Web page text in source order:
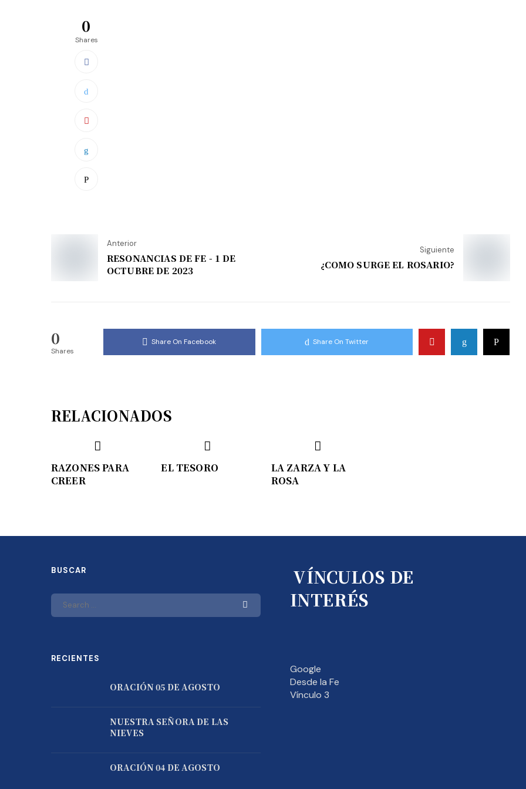
0
Shares
Anterior
RESONANCIAS DE FE - 1 DE
OCTUBRE DE 2023
Siguiente
¿COMO SURGE EL ROSARIO?
0
Shares
Share On Facebook Share On Twitter
RELACIONADOS
RAZONES PARA
CREER
EL TESORO
LA ZARZA Y LA
ROSA
BUSCAR
RECIENTES
ORACIÓN 05 DE AGOSTO
NUESTRA SEÑORA DE LAS
NIEVES
ORACIÓN 04 DE AGOSTO
VÍNCULOS DE
INTERÉS
Google
Desde la Fe
Vínculo 3